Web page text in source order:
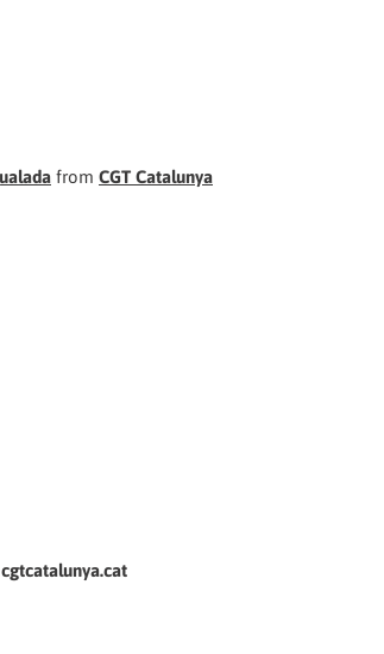
from CGT Catalunya